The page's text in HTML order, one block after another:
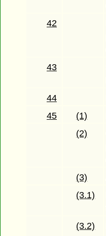
42
43
44
45
(1)
(2)
(3)
(3.1)
(3.2)